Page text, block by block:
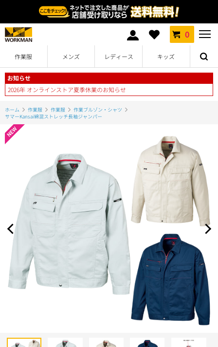
0
作業服 メンズ レディース キッズ
お知らせ
2026年 オンラインストア夏季休業のお知らせ
ホーム 作業服 作業服
作業ブルゾン・シャツ
サマーKansai綿混ストレッチ長袖ジャンパー